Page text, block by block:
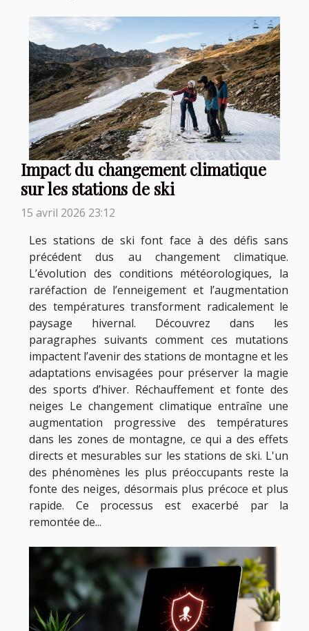
Impact du changement climatique
sur les stations de ski
15 avril 2026 23:12
Les stations de ski font face à des défis sans
précédent dus au changement climatique.
L’évolution des conditions météorologiques, la
raréfaction de l’enneigement et l’augmentation
des températures transforment radicalement le
paysage hivernal. Découvrez dans les
paragraphes suivants comment ces mutations
impactent l’avenir des stations de montagne et les
adaptations envisagées pour préserver la magie
des sports d’hiver. Réchauffement et fonte des
neiges Le changement climatique entraîne une
augmentation progressive des températures
dans les zones de montagne, ce qui a des effets
directs et mesurables sur les stations de ski. L'un
des phénomènes les plus préoccupants reste la
fonte des neiges, désormais plus précoce et plus
rapide. Ce processus est exacerbé par la
remontée de...